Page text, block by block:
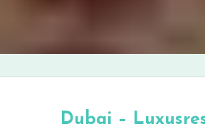
Dubai –